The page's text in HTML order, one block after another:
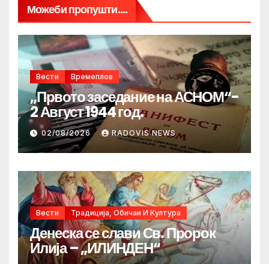
Можеби пропушти....
Вести Времеплов
„Првото заседание на АСНОМ“-
2 Август 1944 год.
02/08/2026 RADOVIS NEWS
Вести Традиција, Обичаи И Култура
Денеска се слави Св. Пророк
Илија – „ИЛИНДЕН“